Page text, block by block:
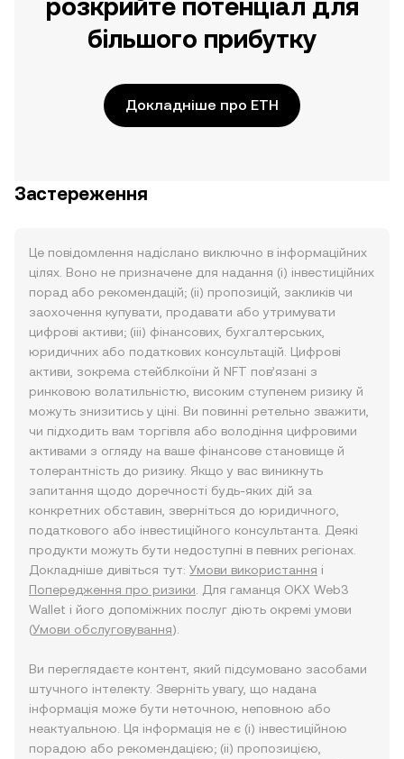
розкрийте потенціал для
більшого прибутку
Докладніше про ETH
Застереження
Це повідомлення надіслано виключно в інформаційних
цілях. Воно не призначене для надання (i) інвестиційних
порад або рекомендацій; (ii) пропозицій, закликів чи
заохочення купувати, продавати або утримувати
цифрові активи; (iii) фінансових, бухгалтерських,
юридичних або податкових консультацій. Цифрові
активи, зокрема стейблкоїни й NFT пов’язані з
ринковою волатильністю, високим ступенем ризику й
можуть знизитись у ціні. Ви повинні ретельно зважити,
чи підходить вам торгівля або володіння цифровими
активами з огляду на ваше фінансове становище й
толерантність до ризику. Якщо у вас виникнуть
запитання щодо доречності будь-яких дій за
конкретних обставин, зверніться до юридичного,
податкового або інвестиційного консультанта. Деякі
продукти можуть бути недоступні в певних регіонах.
Докладніше дивіться тут: Умови використання і
Попередження про ризики . Для гаманця OKX Web3
Wallet і його допоміжних послуг діють окремі умови
(Умови обслуговування).
Ви переглядаєте контент, який підсумовано засобами
штучного інтелекту. Зверніть увагу, що надана
інформація може бути неточною, неповною або
неактуальною. Ця інформація не є (i) інвестиційною
порадою або рекомендацією; (ii) пропозицією,